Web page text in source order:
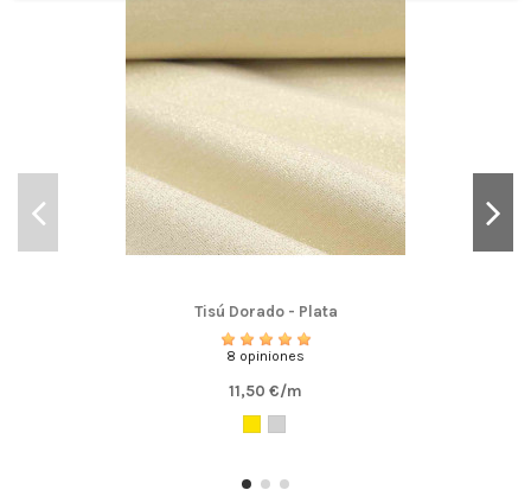
Tisú Dorado - Plata
8 opiniones
11,50 €/m